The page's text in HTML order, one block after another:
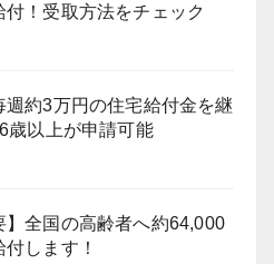
付！受取方法をチェック
週約3万円の住宅給付金を継
歳以上が申請可能
】全国の高齢者へ約64,000
します！